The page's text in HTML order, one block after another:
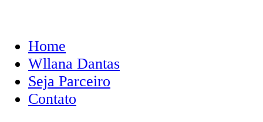
Home
Wllana Dantas
Seja Parceiro
Contato